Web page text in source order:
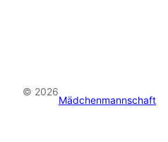
© 2026
Mädchenmannschaft